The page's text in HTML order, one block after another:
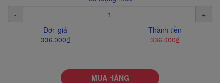
-
+
Đơn giá
336.000₫
Thành tiền
336.000₫
MUA HÀNG